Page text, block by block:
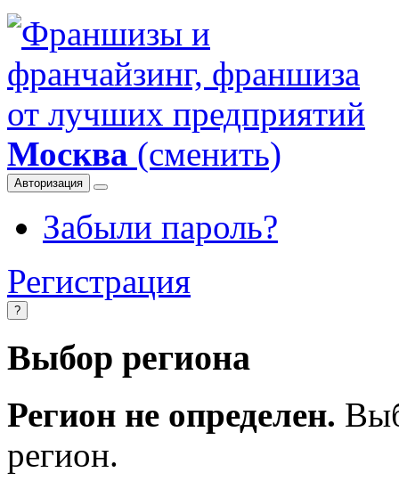
Москва (сменить)
Авторизация
Забыли пароль?
Регистрация
?
Выбор региона
Регион не определен.
регион.